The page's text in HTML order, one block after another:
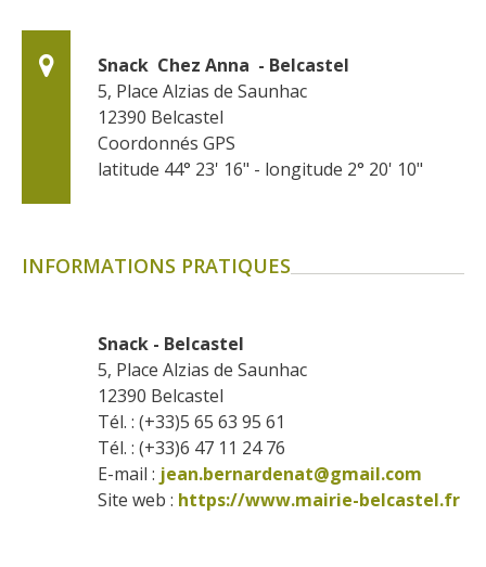
Snack  Chez Anna  - Belcastel
5, Place Alzias de Saunhac
12390 Belcastel
Coordonnés GPS
latitude 44° 23' 16" - longitude 2° 20' 10"
INFORMATIONS PRATIQUES
Snack - Belcastel
5, Place Alzias de Saunhac
12390 Belcastel
Tél. : (+33)5 65 63 95 61
Tél. : (+33)6 47 11 24 76
E-mail : jean.bernardenat@gmail.com
Site web : https://www.mairie-belcastel.fr